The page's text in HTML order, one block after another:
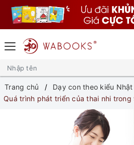
Trang chủ
Dạy con theo kiểu Nhật
Quá trình phát triển của thai nhi trong